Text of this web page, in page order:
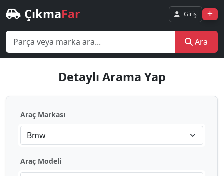
ÇıkmaFar Giriş
Ara
Detaylı Arama Yap
Araç Markası
Bmw
Araç Modeli